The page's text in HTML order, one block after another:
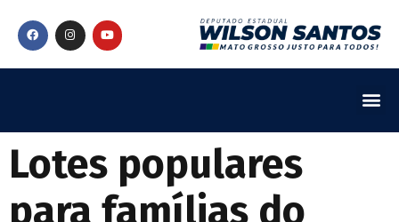
Lotes populares
para famílias do